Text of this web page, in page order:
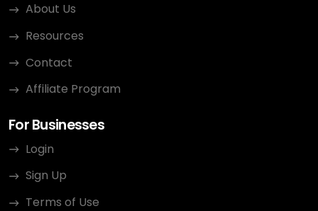
About Us
Resources
Contact
Affiliate Program
For Businesses
Login
Sign Up
Terms of Use